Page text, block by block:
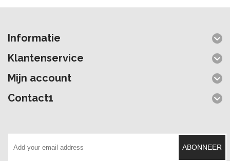
Informatie
Klantenservice
Mijn account
Contact1
ABONNEER